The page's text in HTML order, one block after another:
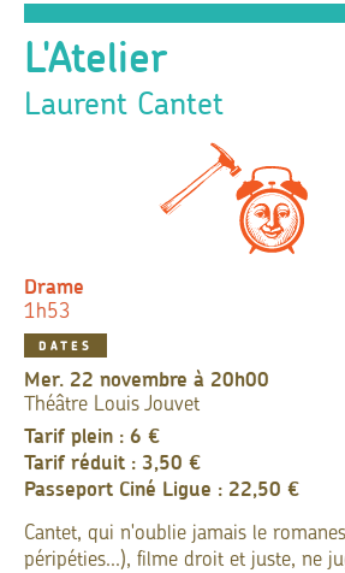
L'Atelier
Laurent Cantet
Drame
1h53
DATES
mer. 22 novembre à 20h00
Théâtre Louis Jouvet
Tarif plein : 6 €
Tarif réduit : 3,50 €
Passeport Ciné Ligue : 22,50 €
Cantet, qui n'oublie jamais le
péripéties...), filme droit et juste, ne